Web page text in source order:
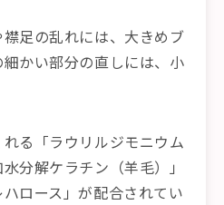
足の乱れには、大きめブ
かい部分の直しには、小
る「ラウリルジモニウム
分解ケラチン（羊毛）」
ロース」が配合されてい